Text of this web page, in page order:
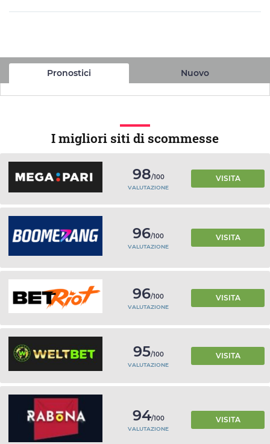
Pronostici Nuovo
I migliori siti di scommesse
98/100
VALUTAZIONE
VISITA
96/100
VALUTAZIONE
VISITA
96/100
VALUTAZIONE
VISITA
95/100
VALUTAZIONE
VISITA
94/100
VALUTAZIONE
VISITA